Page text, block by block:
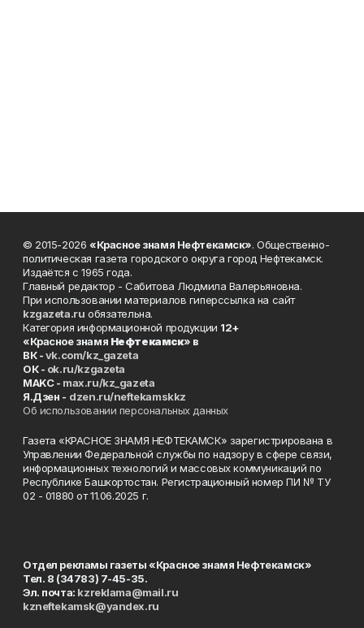
© 2015-2026 «Красное знамя Нефтекамск». Общественно-
политическая газета городского округа город Нефтекамск.
Издаётся с 1965 года.
Главный редактор - Сабитова Людмила Валерьяновна.
При использовании материалов гиперссылка на сайт
kzgazeta.ru обязательна.
Категория информационной продукции 12+
«Красное знамя Нефтекамск» в
ВК -vk.com/kz_gazeta
ОК - ok.ru/kzgazeta
MAKC - max.ru/kz_gazeta
Я.Дзен - dzen.ru/neftekamskkz
Об использовании персональных данных
Газета «КРАСНОЕ ЗНАМЯ НЕФТЕКАМСК» зарегистрирована в
Управлении Федеральной службы по надзору в сфере связи,
информационных технологий и массовых коммуникаций по
Республике Башкортостан. Регистрационный номер ПИ № ТУ
02 - 01880 от 11.06.2025 г.
Отдел рекламы газеты «Красное знамя Нефтекамск»
Тел. 8 (34783) 7-45-35.
Эл. почта: kzreklama@mail.ru
kzneftekamsk@yandex.ru